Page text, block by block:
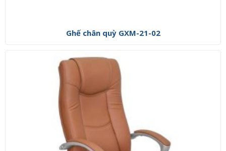
Ghế chân quỳ GXM-21-02